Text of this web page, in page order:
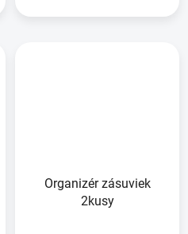
Organizér zásuviek
2kusy